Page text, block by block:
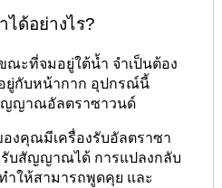
ด้อย่างไร?
ณะที่จมอยู่ใต้น้ำ จำเป็นต้อง
กับหน้ากาก อุปกรณ์นี้
ญญาณอัลตราซาวนด์
งคุณมีเครื่องรับอัลตราซา
รับสัญญาณได้ การแปลงกลับ
ำให้สามารถพูดคุย และ